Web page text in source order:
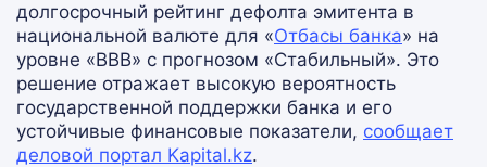
долгосрочный рейтинг дефолта эмитента в
национальной валюте для «Отбасы банка» на
уровне «BBB» с прогнозом «Стабильный». Это
решение отражает высокую вероятность
государственной поддержки банка и его
устойчивые финансовые показатели, сообщает
деловой портал Kapital.kz.